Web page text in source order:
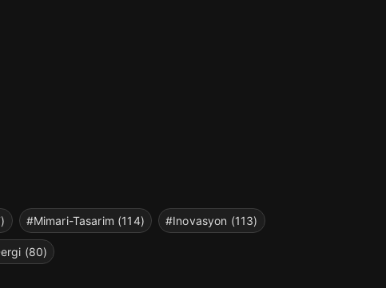
#Mimari-Tasarim (114) #Inovasyon (113)
(80)